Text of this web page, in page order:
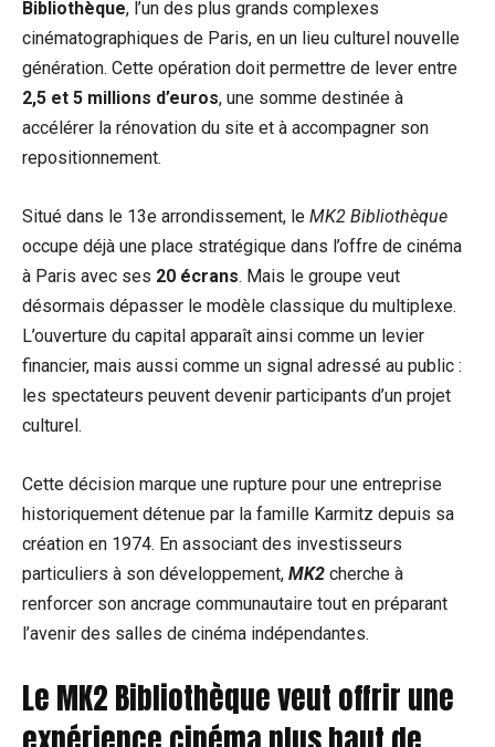
Bibliothèque, l’un des plus grands complexes
cinématographiques de Paris, en un lieu culturel nouvelle
génération. Cette opération doit permettre de lever entre
2,5 et 5 millions d’euros, une somme destinée à
accélérer la rénovation du site et à accompagner son
repositionnement.
Situé dans le 13e arrondissement, le MK2 Bibliothèque
occupe déjà une place stratégique dans l’offre de cinéma
à Paris avec ses 20 écrans. Mais le groupe veut
désormais dépasser le modèle classique du multiplexe.
L’ouverture du capital apparaît ainsi comme un levier
financier, mais aussi comme un signal adressé au public :
les spectateurs peuvent devenir participants d’un projet
culturel.
Cette décision marque une rupture pour une entreprise
historiquement détenue par la famille Karmitz depuis sa
création en 1974. En associant des investisseurs
particuliers à son développement, MK2 cherche à
renforcer son ancrage communautaire tout en préparant
l’avenir des salles de cinéma indépendantes.
Le MK2 Bibliothèque veut offrir une